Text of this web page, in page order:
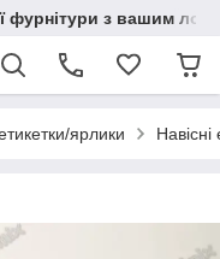
фурнітури з вашим
ярлики Навісні